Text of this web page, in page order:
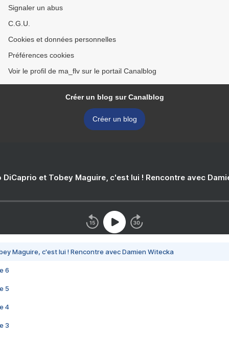
Signaler un abus
C.G.U.
Cookies et données personnelles
Préférences cookies
Voir le profil de ma_flv sur le portail Canalblog
Créer un blog sur Canalblog
Créer un blog
DiCaprio et Tobey Maguire, c'est lui ! Rencontre avec
Maguire, c'est lui ! Rencontre avec Damien Witecka
6
5
4
3